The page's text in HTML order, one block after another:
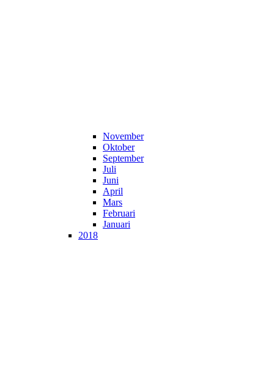
November
Oktober
September
Juli
Juni
April
Mars
Februari
Januari
2018